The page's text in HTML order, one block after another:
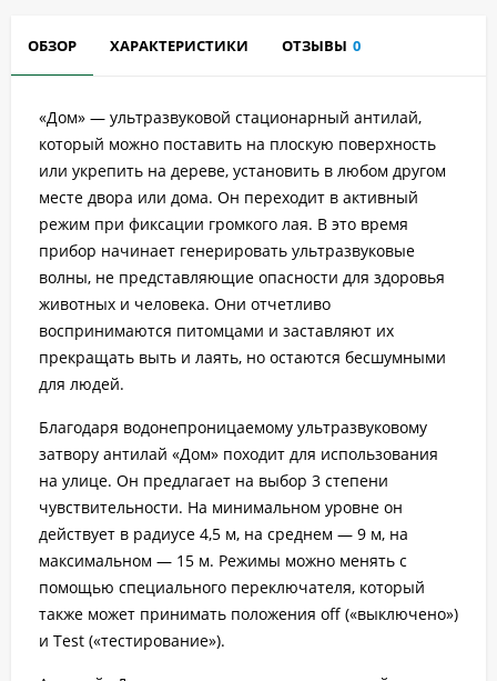
ОБЗОР ХАРАКТЕРИСТИКИ ОТЗЫВЫ 0
«Дом» — ультразвуковой стационарный антилай,
который можно поставить на плоскую поверхность
или укрепить на дереве, установить в любом другом
месте двора или дома. Он переходит в активный
режим при фиксации громкого лая. В это время
прибор начинает генерировать ультразвуковые
волны, не представляющие опасности для здоровья
животных и человека. Они отчетливо
воспринимаются питомцами и заставляют их
прекращать выть и лаять, но остаются бесшумными
для людей.
Благодаря водонепроницаемому ультразвуковому
затвору антилай «Дом» походит для использования
на улице. Он предлагает на выбор 3 степени
чувствительности. На минимальном уровне он
действует в радиусе 4,5 м, на среднем — 9 м, на
максимальном — 15 м. Режимы можно менять с
помощью специального переключателя, который
также может принимать положения off («выключено»)
и Test («тестирование»).